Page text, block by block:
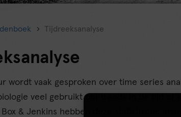
Tijdreeksanalyse
wordt vaak gesproken over time series
veel gebruikt om trends in de tijd of
& Jenkins hebben deze statistische